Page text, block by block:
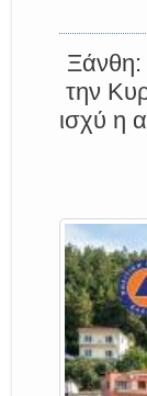
Ξάνθη:
την
ισχύ η